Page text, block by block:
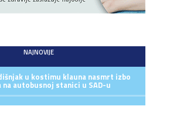
NAJNOVIJE
u kostimu klauna nasmrt izbo
na autobusnoj stanici u SAD-u